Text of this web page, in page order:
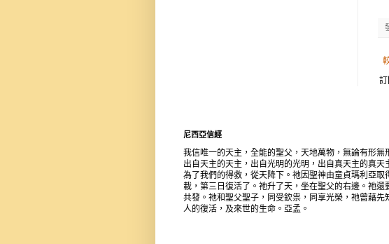
訂
尼西亞信經
我信唯一的天主，全能的聖父，天地萬物，無論有形
出自天主的天主，出自光明的光明，出自真天主的真
為了我們的得救，從天降下。祂因聖神由童貞瑪利亞
載，第三日復活了。祂升了天，坐在聖父的右邊。祂
共發。祂和聖父聖子，同受欽祟，同享光榮，祂曾藉
人的復活，及來世的生命。亞孟。